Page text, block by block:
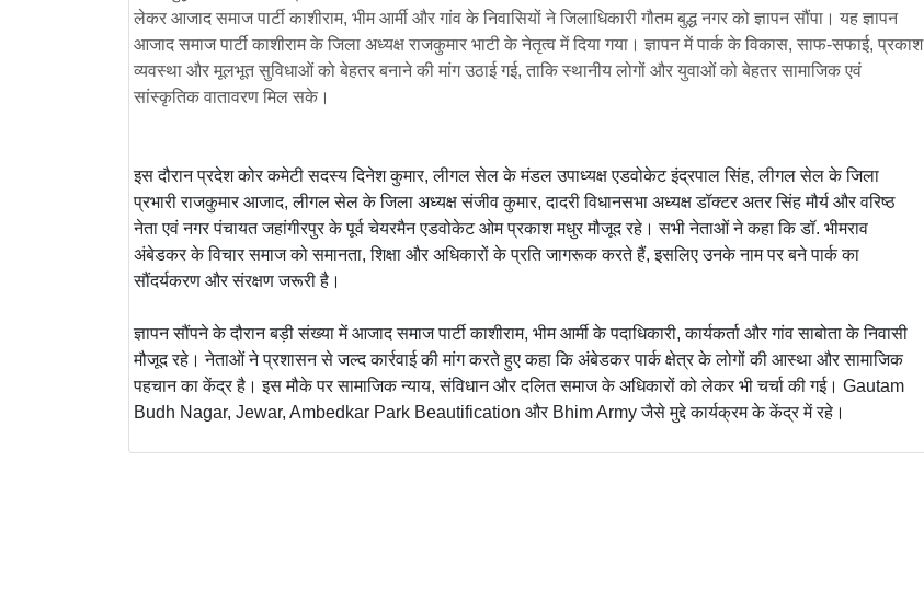
लेकर आजाद समाज पार्टी काशीराम, भीम आर्मी और गांव के निवासियों ने जिलाधिकारी गौतम बुद्ध नगर को ज्ञापन सौंपा। यह ज्ञापन
आजाद समाज पार्टी काशीराम के जिला अध्यक्ष राजकुमार भाटी के नेतृत्व में दिया गया। ज्ञापन में पार्क के विकास, साफ-सफाई, प्रकाश
व्यवस्था और मूलभूत सुविधाओं को बेहतर बनाने की मांग उठाई गई, ताकि स्थानीय लोगों और युवाओं को बेहतर सामाजिक एवं
सांस्कृतिक वातावरण मिल सके।
इस दौरान प्रदेश कोर कमेटी सदस्य दिनेश कुमार, लीगल सेल के मंडल उपाध्यक्ष एडवोकेट इंद्रपाल सिंह, लीगल सेल के जिला
प्रभारी राजकुमार आजाद, लीगल सेल के जिला अध्यक्ष संजीव कुमार, दादरी विधानसभा अध्यक्ष डॉक्टर अतर सिंह मौर्य और वरिष्ठ
नेता एवं नगर पंचायत जहांगीरपुर के पूर्व चेयरमैन एडवोकेट ओम प्रकाश मधुर मौजूद रहे। सभी नेताओं ने कहा कि डॉ. भीमराव
अंबेडकर के विचार समाज को समानता, शिक्षा और अधिकारों के प्रति जागरूक करते हैं, इसलिए उनके नाम पर बने पार्क का
सौंदर्यकरण और संरक्षण जरूरी है।
ज्ञापन सौंपने के दौरान बड़ी संख्या में आजाद समाज पार्टी काशीराम, भीम आर्मी के पदाधिकारी, कार्यकर्ता और गांव साबोता के निवासी
मौजूद रहे। नेताओं ने प्रशासन से जल्द कार्रवाई की मांग करते हुए कहा कि अंबेडकर पार्क क्षेत्र के लोगों की आस्था और सामाजिक
पहचान का केंद्र है। इस मौके पर सामाजिक न्याय, संविधान और दलित समाज के अधिकारों को लेकर भी चर्चा की गई। Gautam
Budh Nagar, Jewar, Ambedkar Park Beautification और Bhim Army जैसे मुद्दे कार्यक्रम के केंद्र में रहे।